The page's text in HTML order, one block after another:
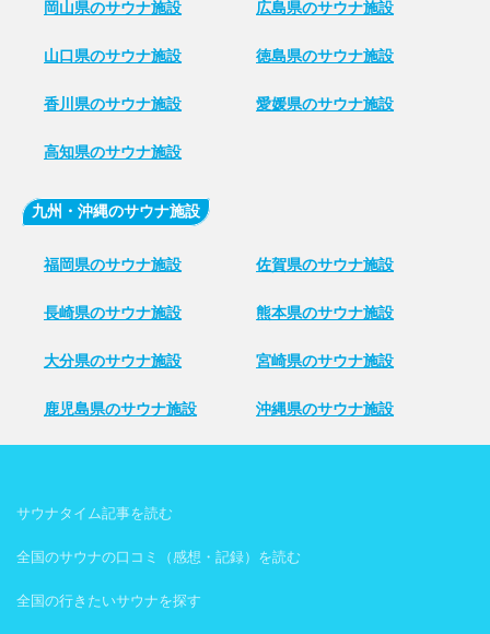
岡山県のサウナ施設 広島県のサウナ施設
山口県のサウナ施設 徳島県のサウナ施設
香川県のサウナ施設 愛媛県のサウナ施設
高知県のサウナ施設
九州・沖縄のサウナ施設
福岡県のサウナ施設 佐賀県のサウナ施設
長崎県のサウナ施設 熊本県のサウナ施設
大分県のサウナ施設 宮崎県のサウナ施設
鹿児島県のサウナ施設 沖縄県のサウナ施設
サウナタイム記事を読む
全国のサウナの口コミ（感想・記録）を読む
全国の行きたいサウナを探す